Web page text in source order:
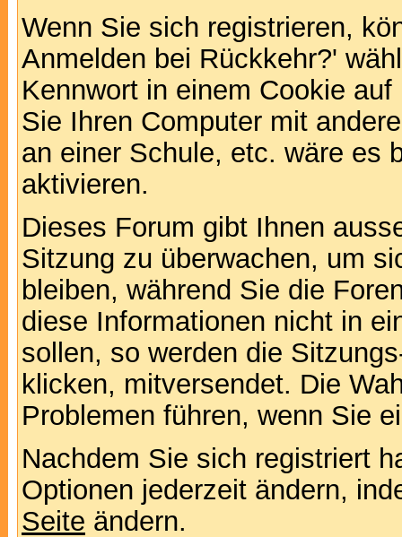
Wenn Sie sich registrieren,
Anmelden bei Rückkehr?'
Kennwort in einem Cookie
Sie Ihren Computer mit
an einer Schule, etc. wäre es
aktivieren.
Dieses Forum gibt Ihnen
Sitzung zu überwachen, um
bleiben, während Sie die
diese Informationen nicht in
sollen, so werden die
klicken, mitversendet. Die
Problemen führen, wenn Sie
Nachdem Sie sich registriert
Optionen jederzeit ändern,
Seite ändern.